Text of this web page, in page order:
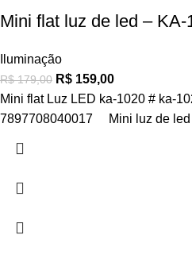
Mini flat luz de led – KA-
Iluminação
R$179,00 R$ 159,00
Mini flat Luz LED ka-1020 # ka-
7897708040017 Mini luz de led